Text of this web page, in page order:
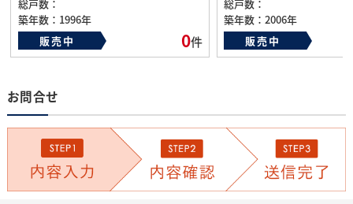
総戸数：
築年数：1996年
販売中
0件
総戸数：
築年数：2006年
販売中
お問合せ